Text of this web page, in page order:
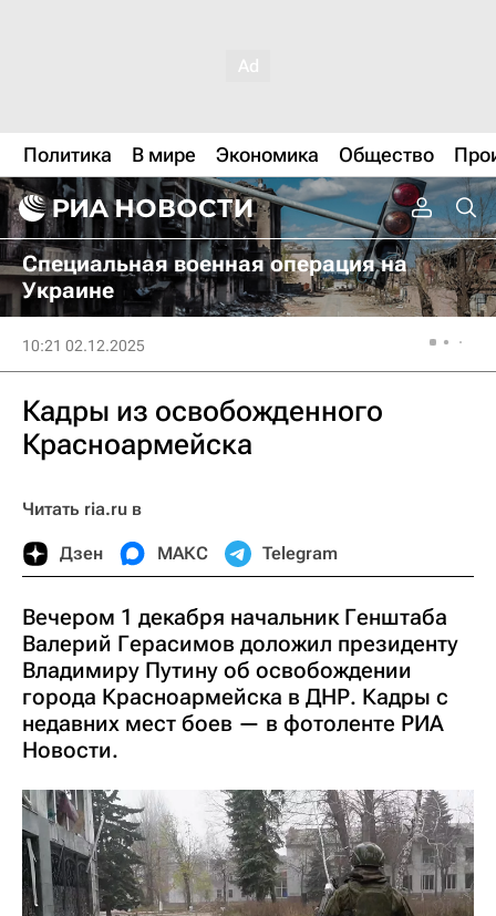
Политика В мире Экономика Общество
Специальная военная операция на
Украине
10:21 02.12.2025
Кадры из освобожденного
Красноармейска
Читать ria.ru в
Дзен МАКС Telegram
Вечером 1 декабря начальник Генштаба
Валерий Герасимов доложил президенту
Владимиру Путину об освобождении
города Красноармейска в ДНР. Кадры с
недавних мест боев — в фотоленте РИА
Новости.